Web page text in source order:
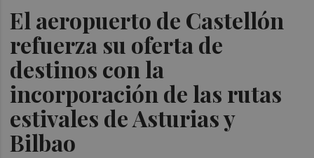
El aeropuerto de Castellón
refuerza su oferta de
destinos con la
incorporación de las rutas
estivales de Asturias y
Bilbao